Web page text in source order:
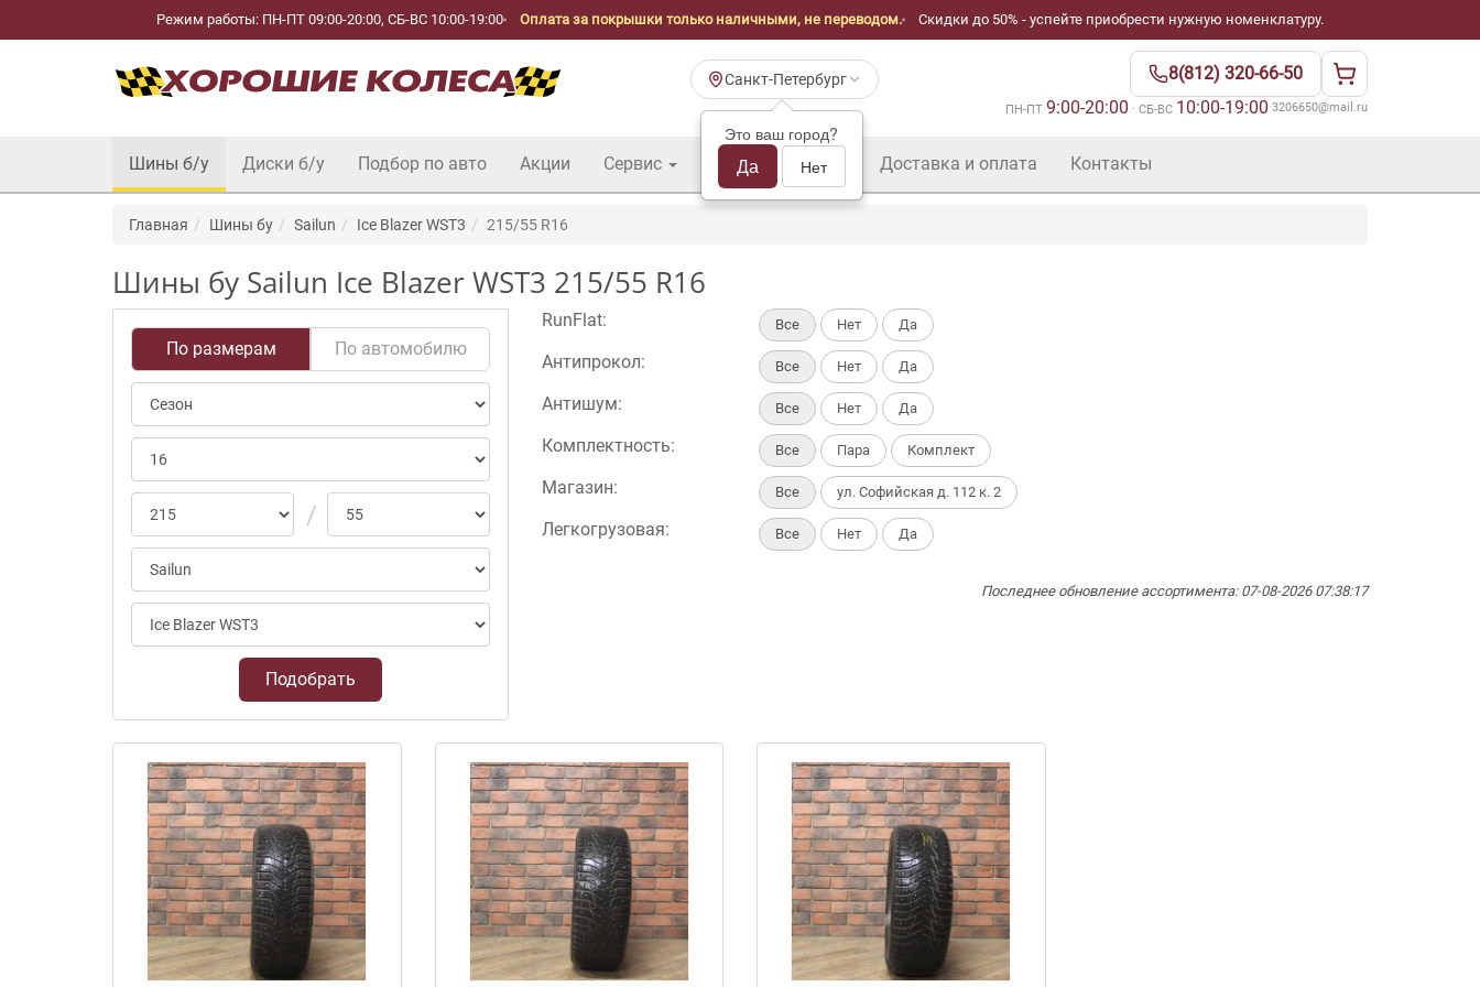
Режим работы: ПН-ПТ 09:00-20:00, СБ-ВС 10:00-19:00 Оплата за покрышки только наличными, не переводом. Скидки до 50% - успейте приобрести нужную номенклатуру.
Санкт-Петербург
Это ваш город?
Да Нет
8(812) 320-66-50
ПН-ПТ 9:00-20:00 · СБ-ВС 10:00-19:00·3206650@mail.ru
Шины б/у Диски б/у Подбор по авто Акции Сервис Шины б/у оптом Доставка и оплата Контакты
Главная Шины бу Sailun Ice Blazer WST3 215/55 R16
Шины бу Sailun Ice Blazer WST3 215/55 R16
По размерам По автомобилю
Подобрать
RunFlat: Все Нет Да
Антипрокол: Все Нет Да
Антишум: Все Нет Да
Комплектность: Все Пара Комплект
Магазин: Все ул. Софийская д. 112 к. 2
Легкогрузовая: Все Нет Да
Последнее обновление ассортимента: 07-08-2026 07:38:17